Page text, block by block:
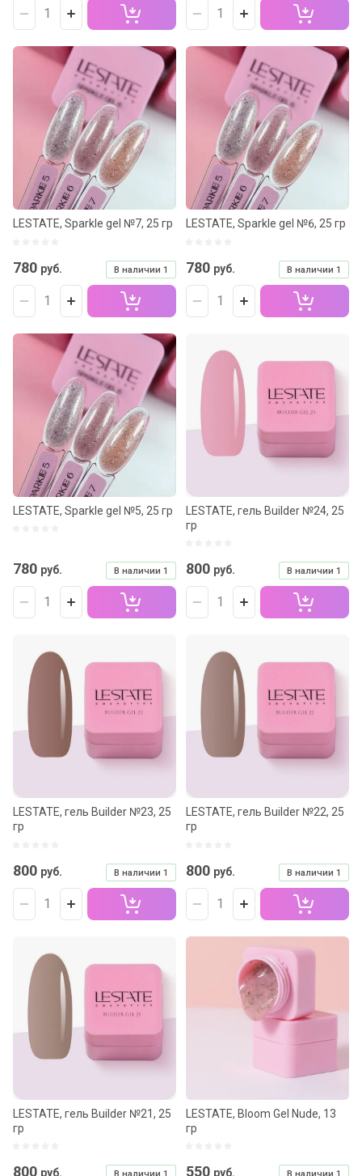
LESTATE, Sparkle gel №7, 25 гр
В наличии 1
780 руб.
LESTATE, Sparkle gel №6, 25 гр
В наличии 1
780 руб.
LESTATE, Sparkle gel №5, 25 гр
В наличии 1
780 руб.
LESTATE, гель Builder №24, 25
гр
В наличии 1
800 руб.
LESTATE, гель Builder №23, 25
гр
В наличии 1
800 руб.
LESTATE, гель Builder №22, 25
гр
В наличии 1
800 руб.
LESTATE, гель Builder №21, 25
гр
800 руб.
LESTATE, Bloom Gel Nude, 13
гр
550 руб.